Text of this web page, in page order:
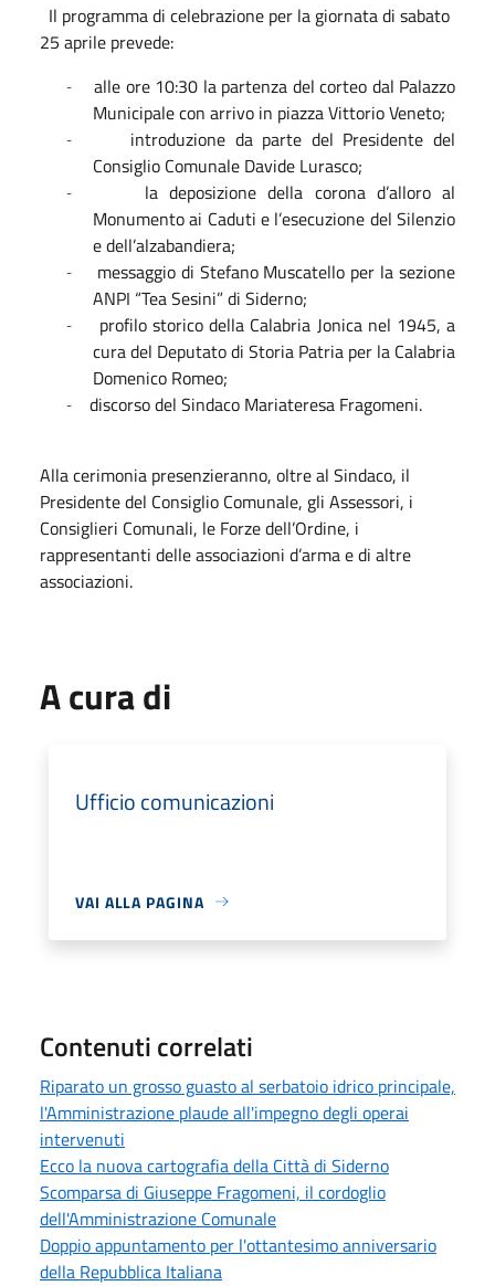
Il programma di celebrazione per la giornata di sabato
25 aprile prevede:
-
alle ore 10:30 la partenza del corteo dal Palazzo
Municipale con arrivo in piazza Vittorio Veneto;
-
introduzione da parte del Presidente del
Consiglio Comunale Davide Lurasco;
-
la deposizione della corona d’alloro al
Monumento ai Caduti e l’esecuzione del Silenzio
e dell’alzabandiera;
-
messaggio di Stefano Muscatello per la sezione
ANPI “Tea Sesini” di Siderno;
-
profilo storico della Calabria Jonica nel 1945, a
cura del Deputato di Storia Patria per la Calabria
Domenico Romeo;
- discorso del Sindaco Mariateresa Fragomeni.
Alla cerimonia presenzieranno, oltre al Sindaco, il
Presidente del Consiglio Comunale, gli Assessori, i
Consiglieri Comunali, le Forze dell’Ordine, i
rappresentanti delle associazioni d’arma e di altre
associazioni.
A cura di
Ufficio comunicazioni
VAI ALLA PAGINA
Contenuti correlati
Riparato un grosso guasto al serbatoio idrico principale,
l'Amministrazione plaude all'impegno degli operai
intervenuti
Ecco la nuova cartografia della Città di Siderno
Scomparsa di Giuseppe Fragomeni, il cordoglio
dell'Amministrazione Comunale
Doppio appuntamento per l'ottantesimo anniversario
della Repubblica Italiana